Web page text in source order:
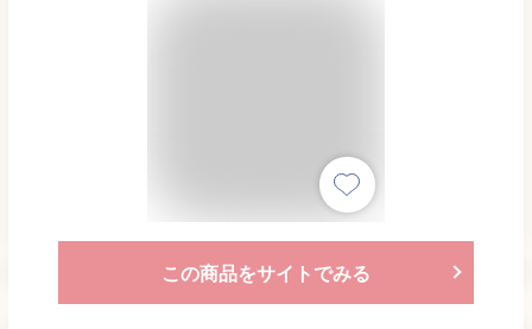
この商品をサイトでみる